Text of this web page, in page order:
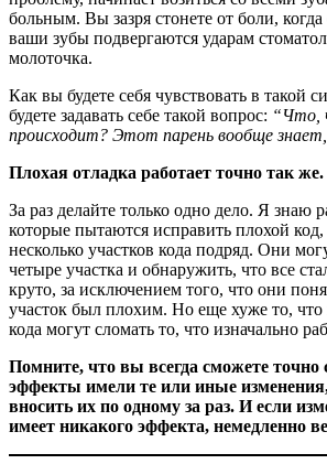
больным. Вы зазря стонете от боли,
ваши зубы подвергаются ударам
молоточка.
Как вы будете себя чувствовать в такой
будете задавать себе такой вопрос: “Что,
происходит? Этот парень вообще
Плохая отладка работает точно так же.
За раз делайте только одно дело. Я знаю
которые пытаются исправить плохой
несколько участков кода подряд. Они
четыре участка и обнаружить, что все
круто, за исключением того, что они
участок был плохим. Но еще хуже то, что
кода могут сломать то, что изначально
Помните, что вы всегда сможете точно
эффекты имели те или иные
вносить их по одному за раз. И если
имеет никакого эффекта, немедленно